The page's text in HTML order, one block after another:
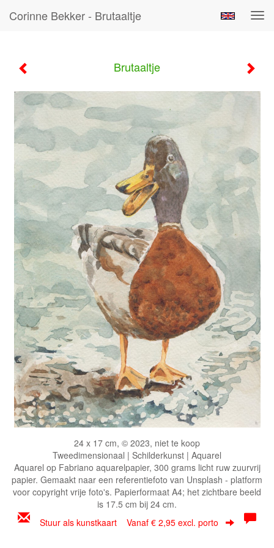
Corinne Bekker - Brutaaltje
Brutaaltje
24 x 17 cm, © 2023, niet te koop
Tweedimensionaal | Schilderkunst | Aquarel
Aquarel op Fabriano aquarelpapier, 300 grams licht ruw zuurvrij
papier. Gemaakt naar een referentiefoto van Unsplash - platform
voor copyright vrije foto's. Papierformaat A4; het zichtbare beeld
is 17.5 cm bij 24 cm.
Stuur als kunstkaart Vanaf € 2,95 excl. porto